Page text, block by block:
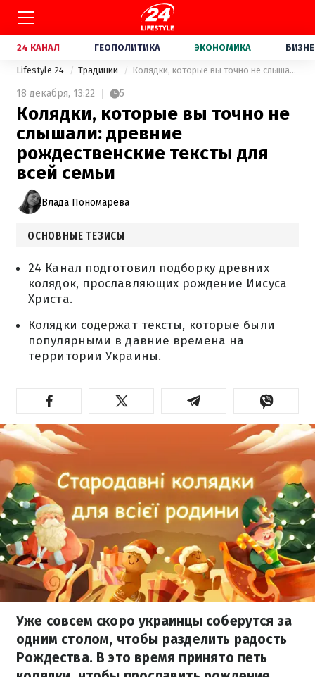
24 КАНАЛ ГЕОПОЛИТИКА ЭКОНОМИКА
Lifestyle 24 Традиции Колядки, которые вы точно не слышали: древние рождественские тексты для всей семьи
18 декабря, 13:22 5
Колядки, которые вы точно не
слышали: древние
рождественские тексты для
всей семьи
Влада Пономарева
ОСНОВНЫЕ ТЕЗИСЫ
24 Канал подготовил подборку древних
колядок, прославляющих рождение Иисуса
Христа.
Колядки содержат тексты, которые были
популярными в давние времена на
территории Украины.
Уже совсем скоро украинцы соберутся за
одним столом, чтобы разделить радость
Рождества. В это время принято петь